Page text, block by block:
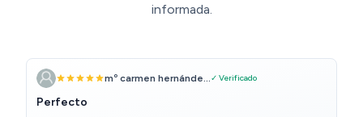
informada.
mº carmen hernánde... ✓ Verificado
Perfecto